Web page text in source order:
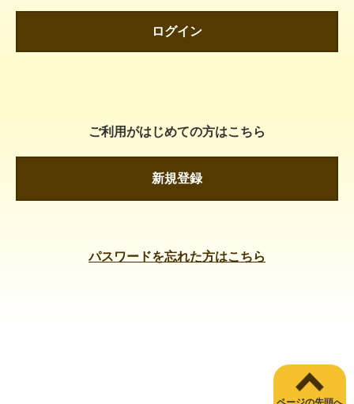
ログイン
ご利用がはじめての方はこちら
新規登録
パスワードを忘れた方はこちら